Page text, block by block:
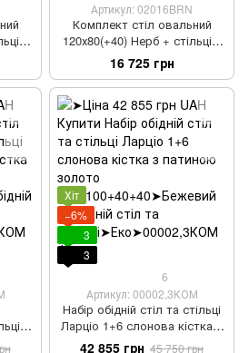
6
Артикул: 02016BRN
Комплект стіл овальний
120х80(+40) Нерб + стільці 6
шт (2)
16 725 грн
з
Хіт
−6%
3
3
6
Артикул: 00002,3КОМ
Набір обідній стіл та стільці
Ларціо 1+6 слонова кістка з
патиною золото
42 855 грн 45 750 грн